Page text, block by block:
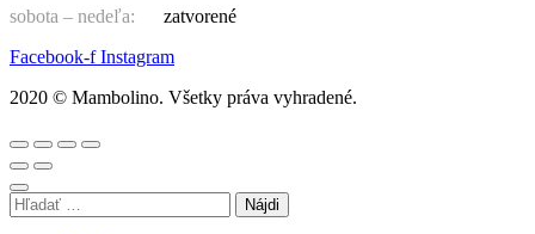
sobota – nedeľa:
zatvorené
Facebook-f Instagram
2020 © Mambolino. Všetky práva vyhradené.
Hľadať: